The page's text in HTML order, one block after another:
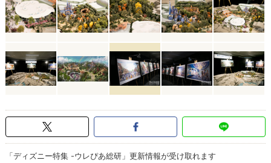
「ディズニー特集 -ウレぴあ総研」更新情報が受け取れます